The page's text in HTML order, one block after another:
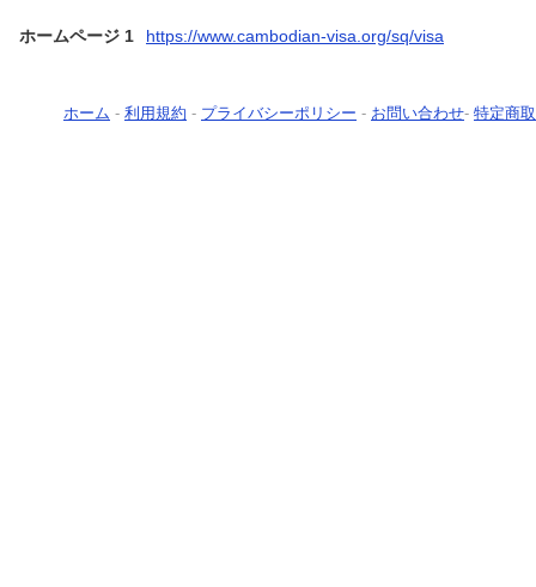
ホームページ 1 https://www.cambodian-visa.org/sq/visa
ホーム - 利用規約 - プライバシーポリシー - お問い合わせ- 特定商